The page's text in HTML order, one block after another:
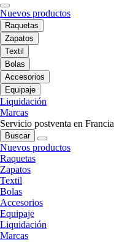
Nuevos productos
Raquetas
Zapatos
Textil
Bolas
Accesorios
Equipaje
Liquidación
Marcas
Servicio postventa en Francia
Buscar
Nuevos productos
Raquetas
Zapatos
Textil
Bolas
Accesorios
Equipaje
Liquidación
Marcas